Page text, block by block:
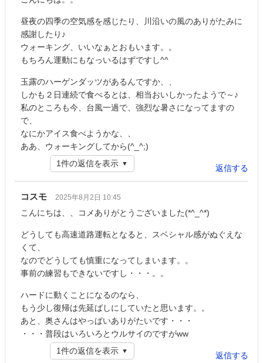
昼夜の四季の空気感を感じたり、川沿いの風のありがたみに
感謝したり♪
ウォーキング、いいなぁとおもいます。。
もちろん運動にもなっいるはずですし^^
玉露のハーゲンダッツがあるんですか、、
しかも２日連続で食べるとは、相当おいしかったようで～♪
私のところも今、台風一過で、強烈な暑さになってますの
で、
なにかアイス食べようかな、、
ああ、ウォーキングしてから(^_^;)
返信する
1件の返信を表示
コスモ 2025年8月2日 10:45
こんにちは、、コメありがとうございました(*^_^*)
どうしても高速道路運転となると、スベシャル感がぬぐえな
くて、
なのでどうしても慎重になってしまいます。。
事前の練習もできないですし・・・。。
ハードに動くことになるのなら、
もう少し復帰は先延ばしにしていたと思います。。
あと、奥さんはやっぱいありがたいです・・・
・・・普段はいろいろとウルサイのですがww
返信する
1件の返信を表示